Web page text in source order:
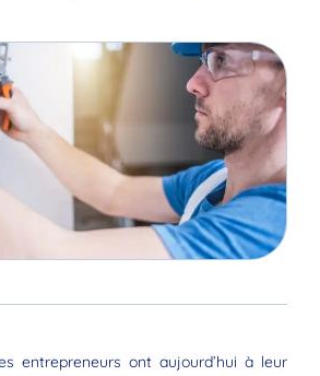
entrepreneurs ont aujourd’hui à leur